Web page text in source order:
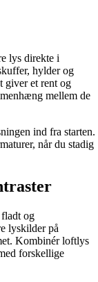
lys direkte i
hylder og
giver et rent og
mellem de
ind fra starten.
når du stadig
og
lyskilder på
Kombinér loftlys
forskellige